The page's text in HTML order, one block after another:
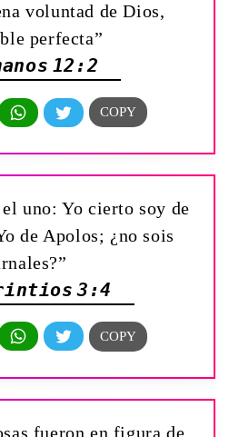
voluntad de Dios,
perfecta”
12:2
uno: Yo cierto soy de
de Apolos; ¿no sois
3:4
fueron en figura de